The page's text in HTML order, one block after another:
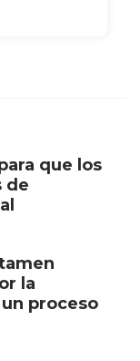
que los
de
la
proceso